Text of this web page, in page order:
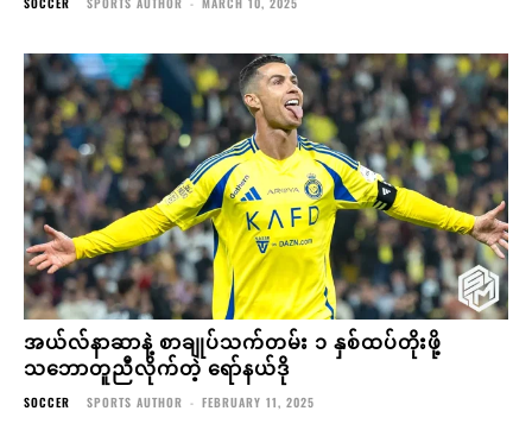
အယ်လ်နာဆာနဲ့ စာချုပ်သက်တမ်း ၁ နှစ်ထပ်တိုးဖို့
သဘောတူညီလိုက်တဲ့ ရော်နယ်ဒို
SOCCER SPORTS AUTHOR - FEBRUARY 11, 2025